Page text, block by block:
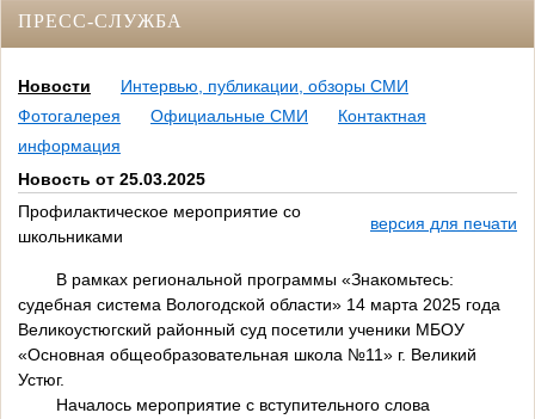
ПРЕСС-СЛУЖБА
Новости
Интервью, публикации, обзоры СМИ
Фотогалерея
Официальные СМИ
Контактная
информация
Новость от 25.03.2025
Профилактическое мероприятие со
школьниками
версия для печати
В рамках региональной программы «Знакомьтесь:
судебная система Вологодской области» 14 марта 2025 года
Великоустюгский районный суд посетили ученики МБОУ
«Основная общеобразовательная школа №11» г. Великий
Устюг.
Началось мероприятие с вступительного слова